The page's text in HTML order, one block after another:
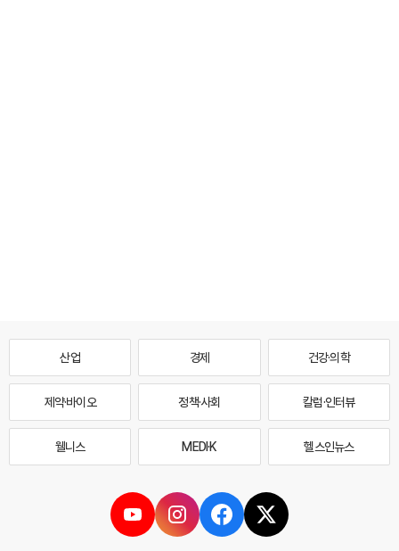
산업 경제 건강·의학
제약·바이오 정책·사회 칼럼·인터뷰
웰니스 MEDI·K 헬스인뉴스